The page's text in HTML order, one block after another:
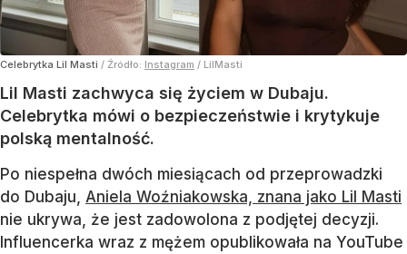
Celebrytka Lil Masti / Źródło: Instagram / LilMasti
Lil Masti zachwyca się życiem w Dubaju.
Celebrytka mówi o bezpieczeństwie i krytykuje
polską mentalność.
Po niespełna dwóch miesiącach od przeprowadzki
do Dubaju, Aniela Woźniakowska, znana jako Lil Masti
nie ukrywa, że jest zadowolona z podjętej decyzji.
Influencerka wraz z mężem opublikowała na YouTube